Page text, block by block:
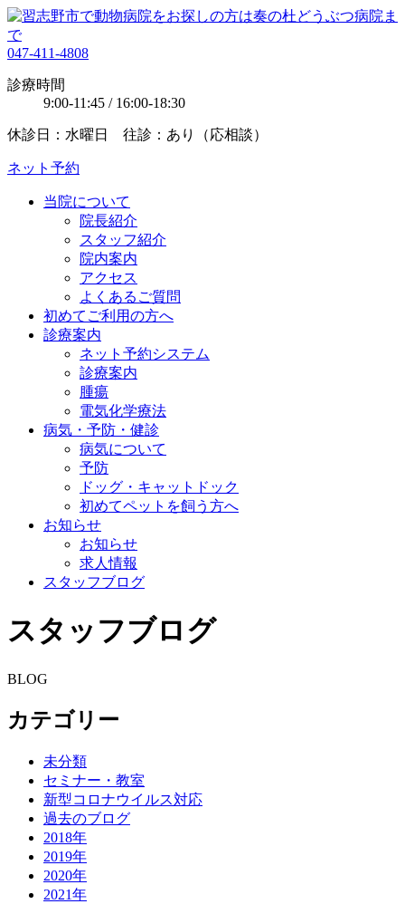
047-411-4808
診療時間
9:00-11:45 / 16:00-18:30
休診日：水曜日 往診：あり（応相談）
ネット予約
当院について
院長紹介
スタッフ紹介
院内案内
アクセス
よくあるご質問
初めてご利用の方へ
診療案内
ネット予約システム
診療案内
腫瘍
電気化学療法
病気・予防・健診
病気について
予防
ドッグ・キャットドック
初めてペットを飼う方へ
お知らせ
お知らせ
求人情報
スタッフブログ
スタッフブログ
BLOG
カテゴリー
未分類
セミナー・教室
新型コロナウイルス対応
過去のブログ
2018年
2019年
2020年
2021年